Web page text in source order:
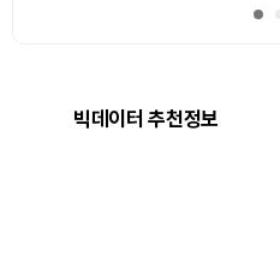
빅데이터 추천정보